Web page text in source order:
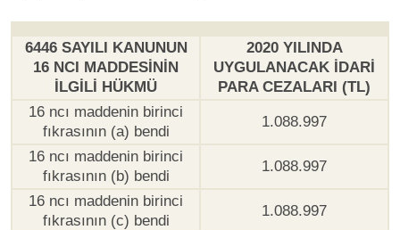
6446 SAYILI KANUNUN
16 NCI MADDESİNİN
İLGİLİ HÜKMÜ
2020 YILINDA
UYGULANACAK İDARİ
PARA CEZALARI (TL)
16 ncı maddenin birinci
fıkrasının (a) bendi
1.088.997
16 ncı maddenin birinci
fıkrasının (b) bendi
1.088.997
16 ncı maddenin birinci
fıkrasının (c) bendi
1.088.997